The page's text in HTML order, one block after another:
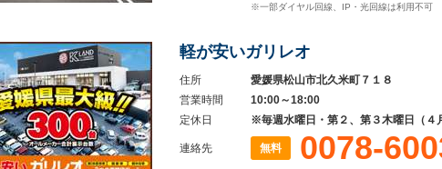
※一部ダイヤル回線、IP・光回線は利用不可
軽が安いガリレオ
住所
愛媛県松山市北久米町７１８
営業時間
10:00～18:00
定休日
※毎週水曜日・第２、第３木曜日（４
連絡先 無料 0078-